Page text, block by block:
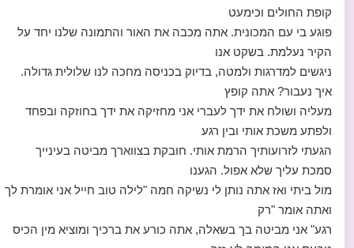
קופת החולים וכימעט
פוגע בי עם המכונית. אתה מכבה את האור והתמונה שלנו יחד על
הקיר נעלמת. בשקט אנו
ניגשים למדרגות ולמטה, בדיוק בכניסה מחכה לנו שלולית גדולה.
איך נעבור? אתה קופץ
מעליה ושולח את ידך לעברי אני מחזיקה את ידך בחוזקה ובפחד
ולפתע משכת אותי ובין רגע
הגעתי לזרועותיך הרמת אותי. חובקת בצווארך מביטה בעינייך
סמכת עליך שלא אפול. הגענו
מול ביתי ואז אתה נותן לי נשיקה חמה "לילה טוב חייל אני אומרת לך
ואתה אומר "רק
רגע" אני מביטה בך בשאלה, אתה כורע את ברכיך ומוציא מין הכיס